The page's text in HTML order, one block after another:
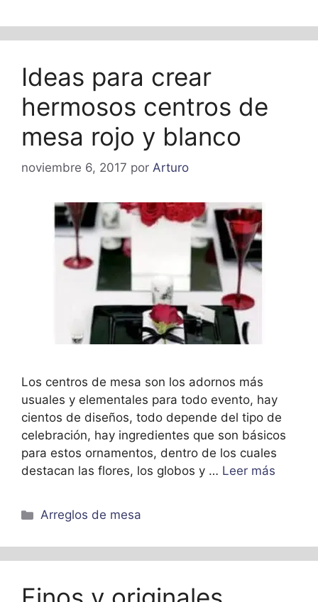
Ideas para crear
hermosos centros de
mesa rojo y blanco
noviembre 6, 2017 por Arturo
Los centros de mesa son los adornos más
usuales y elementales para todo evento, hay
cientos de diseños, todo depende del tipo de
celebración, hay ingredientes que son básicos
para estos ornamentos, dentro de los cuales
destacan las flores, los globos y … Leer más
Categorías
Arreglos de mesa